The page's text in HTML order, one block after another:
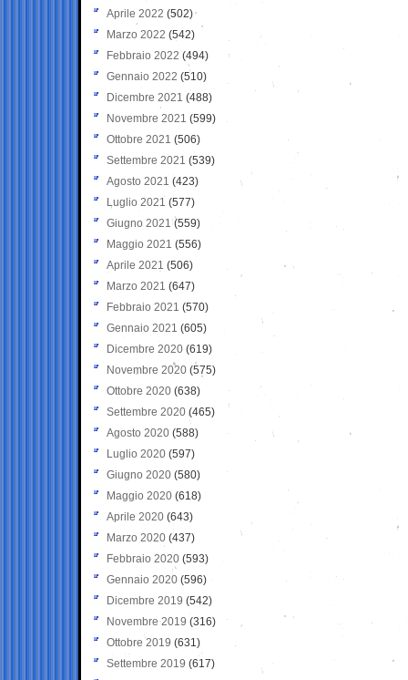
Aprile 2022 (502)
Marzo 2022 (542)
Febbraio 2022 (494)
Gennaio 2022 (510)
Dicembre 2021 (488)
Novembre 2021 (599)
Ottobre 2021 (506)
Settembre 2021 (539)
Agosto 2021 (423)
Luglio 2021 (577)
Giugno 2021(559)
Maggio 2021 (556)
Aprile 2021 (506)
Marzo 2021 (647)
Febbraio 2021 (570)
Gennaio 2021 (605)
Dicembre 2020 (619)
Novembre 2020 (575)
Ottobre 2020 (638)
Settembre 2020(465)
Agosto 2020 (588)
Luglio 2020 (597)
Giugno 2020 (580)
Maggio 2020 (618)
Aprile 2020 (643)
Marzo 2020 (437)
Febbraio 2020 (593)
Gennaio 2020 (596)
Dicembre 2019 (542)
Novembre 2019 (316)
Ottobre 2019 (631)
Settembre 2019 (617)